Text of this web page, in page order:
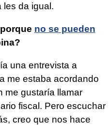
les da igual.
no se pueden
una entrevista a
me estaba acordando
me gustaría llamar
fiscal. Pero escuchar
creo que nos hace